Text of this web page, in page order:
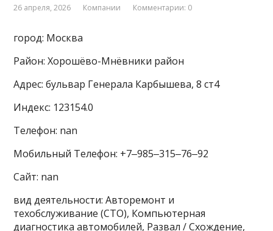
26 апреля, 2026 Компании Комментарии: 0
город: Москва
Район: Хорошёво-Мнёвники район
Адрес: бульвар Генерала Карбышева, 8 ст4
Индекс: 123154.0
Телефон: nan
Мобильный Телефон: +7‒985‒315‒76‒92
Сайт: nan
вид деятельности: Авторемонт и
техобслуживание (СТО), Компьютерная
диагностика автомобилей, Развал / Схождение,